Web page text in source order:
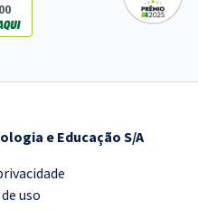
e Educação S/A
uso